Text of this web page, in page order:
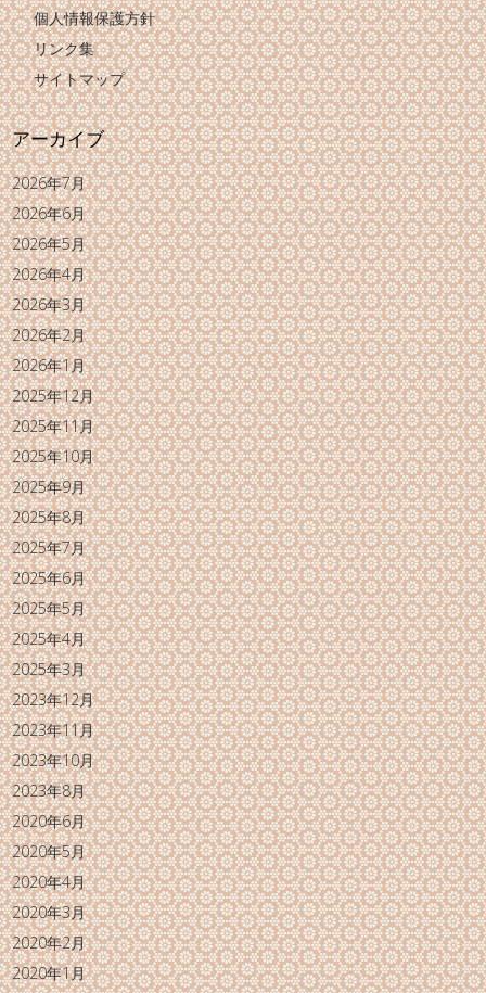
個人情報保護方針
リンク集
サイトマップ
アーカイブ
2026年7月
2026年6月
2026年5月
2026年4月
2026年3月
2026年2月
2026年1月
2025年12月
2025年11月
2025年10月
2025年9月
2025年8月
2025年7月
2025年6月
2025年5月
2025年4月
2025年3月
2023年12月
2023年11月
2023年10月
2023年8月
2020年6月
2020年5月
2020年4月
2020年3月
2020年2月
2020年1月